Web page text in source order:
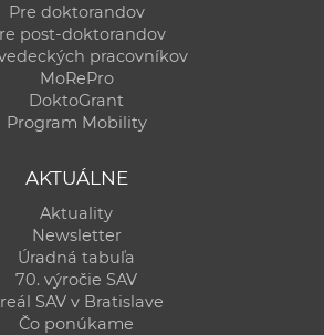
Pre doktorandov
post-doktorandov
pracovníkov
MoRePro
DoktoGrant
Program Mobility
AKTUÁLNE
Aktuality
Newsletter
Úradná tabuľa
70. výročie SAV
SAV v Bratislave
Čo ponúkame